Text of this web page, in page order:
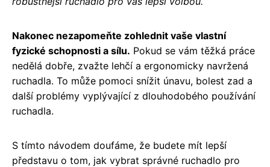
Nakonec nezapomeňte zohlednit vaše vlastní
fyzické schopnosti a sílu. Pokud se vám těžká práce
nedělá dobře, zvažte lehčí a ergonomicky navržená
ruchadla. To může pomoci snížit únavu, bolest zad a
další problémy vyplývající z dlouhodobého používání
ruchadla.
S tímto návodem doufáme, že budete mít lepší
představu o tom, jak vybrat správné ruchadlo pro